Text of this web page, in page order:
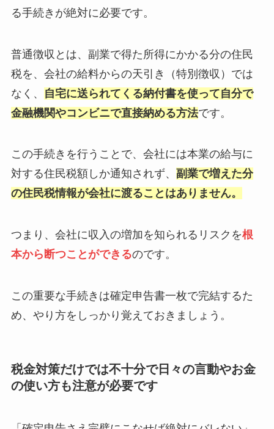
る手続きが絶対に必要です。
普通徴収とは、副業で得た所得にかかる分の住民
税を、会社の給料からの天引き（特別徴収）では
なく、
自宅に送られてくる納付書を使って自分で
金融機関やコンビニで直接納める方法です。
この手続きを行うことで、会社には本業の給与に
対する住民税額しか通知されず、 副業で増えた分
の住民税情報が会社に渡ることはありません。
つまり、会社に収入の増加を知られるリスクを根
本から断つことができるのです。
この重要な手続きは確定申告書一枚で完結するた
め、やり方をしっかり覚えておきましょう。
税金対策だけでは不十分で日々の言動やお金
の使い方も注意が必要です